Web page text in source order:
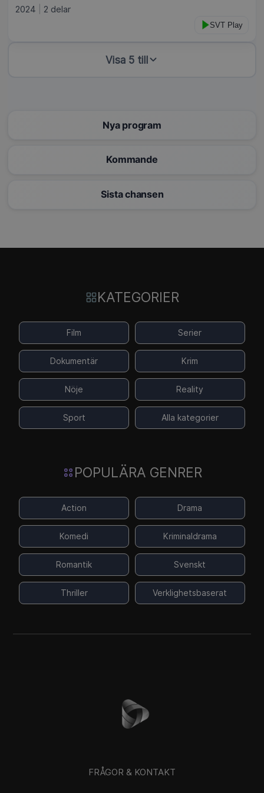
2024 2 delar
SVT Play
Visa 5 till
Nya program
Kommande
Sista chansen
KATEGORIER
Film Serier
Dokumentär Krim
Nöje Reality
Sport Alla kategorier
POPULÄRA GENRER
Action Drama
Komedi Kriminaldrama
Romantik Svenskt
Thriller Verklighetsbaserat
FRÅGOR & KONTAKT